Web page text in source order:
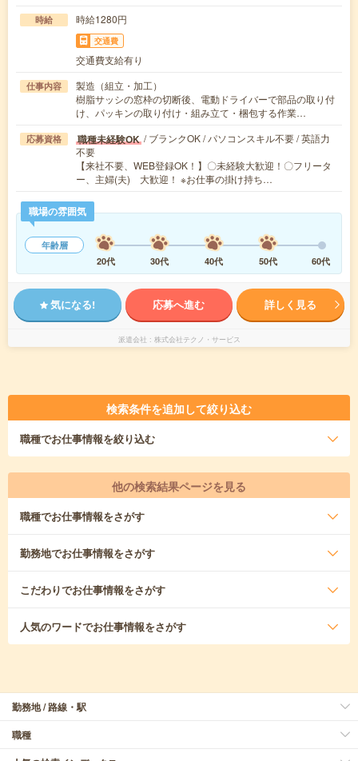
時給 時給1280円
交通費
交通費支給有り
仕事内容
製造（組立・加工）
樹脂サッシの窓枠の切断後、電動ドライバーで部品の取り付
け、パッキンの取り付け・組み立て・梱包する作業…
応募資格 職種未経験OK / ブランクOK / パソコンスキル不要 / 英語力
不要
【来社不要、WEB登録OK！】〇未経験大歓迎！〇フリータ
ー、主婦(夫) 大歓迎！ ※お仕事の掛け持ち…
職場の雰囲気
年齢層
20代
30代 40代 50代 60代
気になる! 応募へ進む 詳しく見る
派遣会社 株式会社テクノ・サービス
検索条件を追加して絞り込む
職種でお仕事情報を絞り込む
他の検索結果ページを見る
職種でお仕事情報をさがす
勤務地でお仕事情報をさがす
こだわりでお仕事情報をさがす
人気のワードでお仕事情報をさがす
勤務地 / 路線・駅
職種